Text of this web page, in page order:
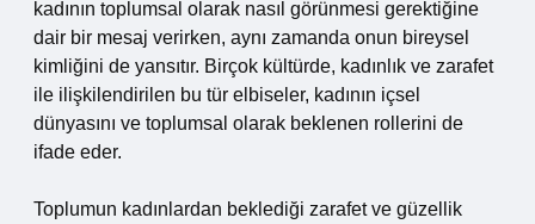
kadının toplumsal olarak nasıl görünmesi gerektiğine
dair bir mesaj verirken, aynı zamanda onun bireysel
kimliğini de yansıtır. Birçok kültürde, kadınlık ve zarafet
ile ilişkilendirilen bu tür elbiseler, kadının içsel
dünyasını ve toplumsal olarak beklenen rollerini de
ifade eder.
Toplumun kadınlardan beklediği zarafet ve güzellik